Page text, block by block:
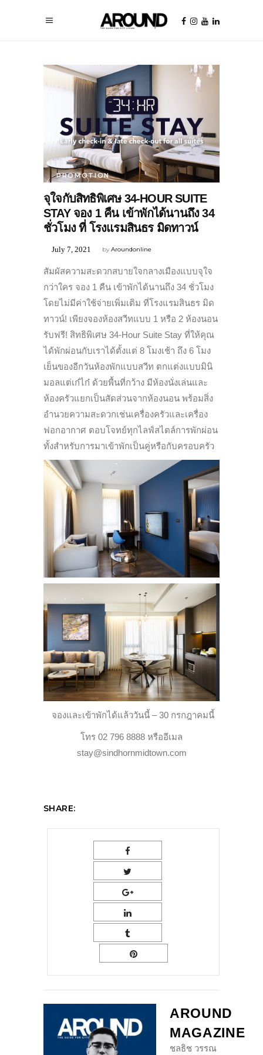
PROMOTION
จุใจกับสิทธิพิเศษ 34-HOUR SUITE
STAY จอง 1 คืน เข้าพักได้นานถึง 34
ชั่วโมง ที่ โรงแรมสินธร มิดทาวน์
byAroundonline
July 7, 2021
สัมผัสความสะดวกสบายใจกลางเมืองแบบจุใจ
กว่าใคร จอง 1 คืน เข้าพักได้นานถึง 34 ชั่วโมง
โดยไม่มีค่าใช้จ่ายเพิ่มเติม ที่โรงแรมสินธร มิด
ทาวน์! เพียงจองห้องสวีทแบบ 1 หรือ 2 ห้องนอน
รับฟรี! สิทธิพิเศษ 34-Hour Suite Stay ที่ให้คุณ
ได้พักผ่อนกับเราได้ตั้งแต่ 8 โมงเช้า ถึง 6 โมง
เย็นของอีกวันห้องพักแบบสวีท ตกแต่งแบบมินิ
มอลแต่เก๋ไก๋ ด้วยพื้นที่กว้าง มีห้องนั่งเล่นและ
ห้องครัวแยกเป็นสัดส่วนจากห้องนอน พร้อมสิ่ง
อำนวยความสะดวกเช่นเครื่องครัวและเครื่อง
ฟอกอากาศ ตอบโจทย์ทุกไลฟ์สไตล์การพักผ่อน
ทั้งสำหรับการมาเข้าพักเป็นคู่หรือกับครอบครัว
จองและเข้าพักได้แล้ววันนี้ – 30 กรกฎาคมนี้
โทร 02 796 8888 หรืออีเมล
stay@sindhornmidtown.com
SHARE:
AROUND
MAGAZINE
ชลธิช วรรณ